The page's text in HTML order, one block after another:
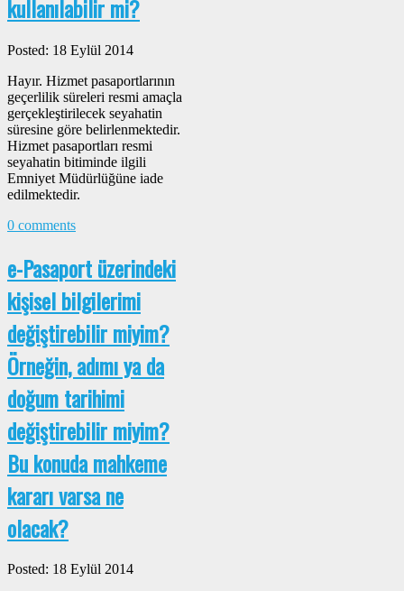
kullanılabilir mi?
Posted: 18 Eylül 2014
Hayır. Hizmet pasaportlarının
geçerlilik süreleri resmi amaçla
gerçekleştirilecek seyahatin
süresine göre belirlenmektedir.
Hizmet pasaportları resmi
seyahatin bitiminde ilgili
Emniyet Müdürlüğüne iade
edilmektedir.
0 comments
e-Pasaport üzerindeki
kişisel bilgilerimi
değiştirebilir miyim?
Örneğin, adımı ya da
doğum tarihimi
değiştirebilir miyim?
Bu konuda mahkeme
kararı varsa ne
olacak?
Posted: 18 Eylül 2014